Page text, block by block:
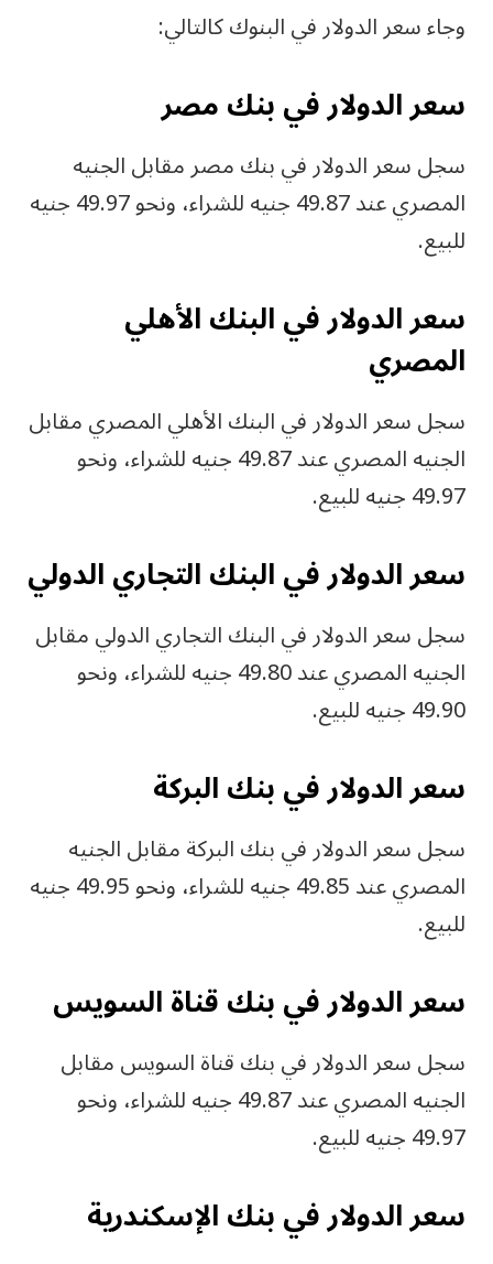
وجاء سعر الدولار في البنوك كالتالي:
سعر الدولار في بنك مصر
سجل سعر الدولار في بنك مصر مقابل الجنيه
المصري عند 49.87 جنيه للشراء، ونحو 49.97 جنيه
للبيع.
سعر الدولار في البنك الأهلي
المصري
سجل سعر الدولار في البنك الأهلي المصري مقابل
الجنيه المصري عند 49.87 جنيه للشراء، ونحو
49.97 جنيه للبيع.
سعر الدولار في البنك التجاري الدولي
سجل سعر الدولار في البنك التجاري الدولي مقابل
الجنيه المصري عند 49.80 جنيه للشراء، ونحو
49.90 جنيه للبيع.
سعر الدولار في بنك البركة
سجل سعر الدولار في بنك البركة مقابل الجنيه
المصري عند 49.85 جنيه للشراء، ونحو 49.95 جنيه
للبيع.
سعر الدولار في بنك قناة السويس
سجل سعر الدولار في بنك قناة السويس مقابل
الجنيه المصري عند 49.87 جنيه للشراء، ونحو
49.97 جنيه للبيع.
سعر الدولار في بنك الإسكندرية